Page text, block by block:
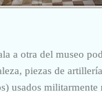
a otra del museo
piezas de
usados militarmente